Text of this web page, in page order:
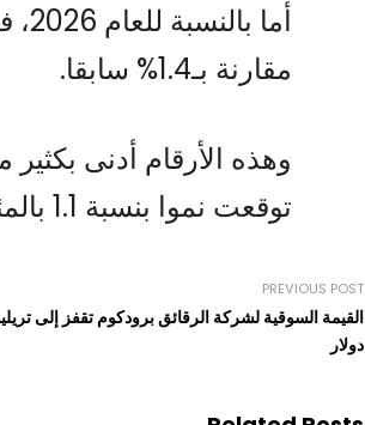
مقارنة بـ1.4% سابقا.
وهذه الأرقام أدنى
توقعت نموا بنسبة 1.1 بالمئة في 2025 و1.6 بالمئة في 2026.
PREVIOUS POST
القيمة السوقية لشركة الرقائق برودكوم تقفز إلى
دولار